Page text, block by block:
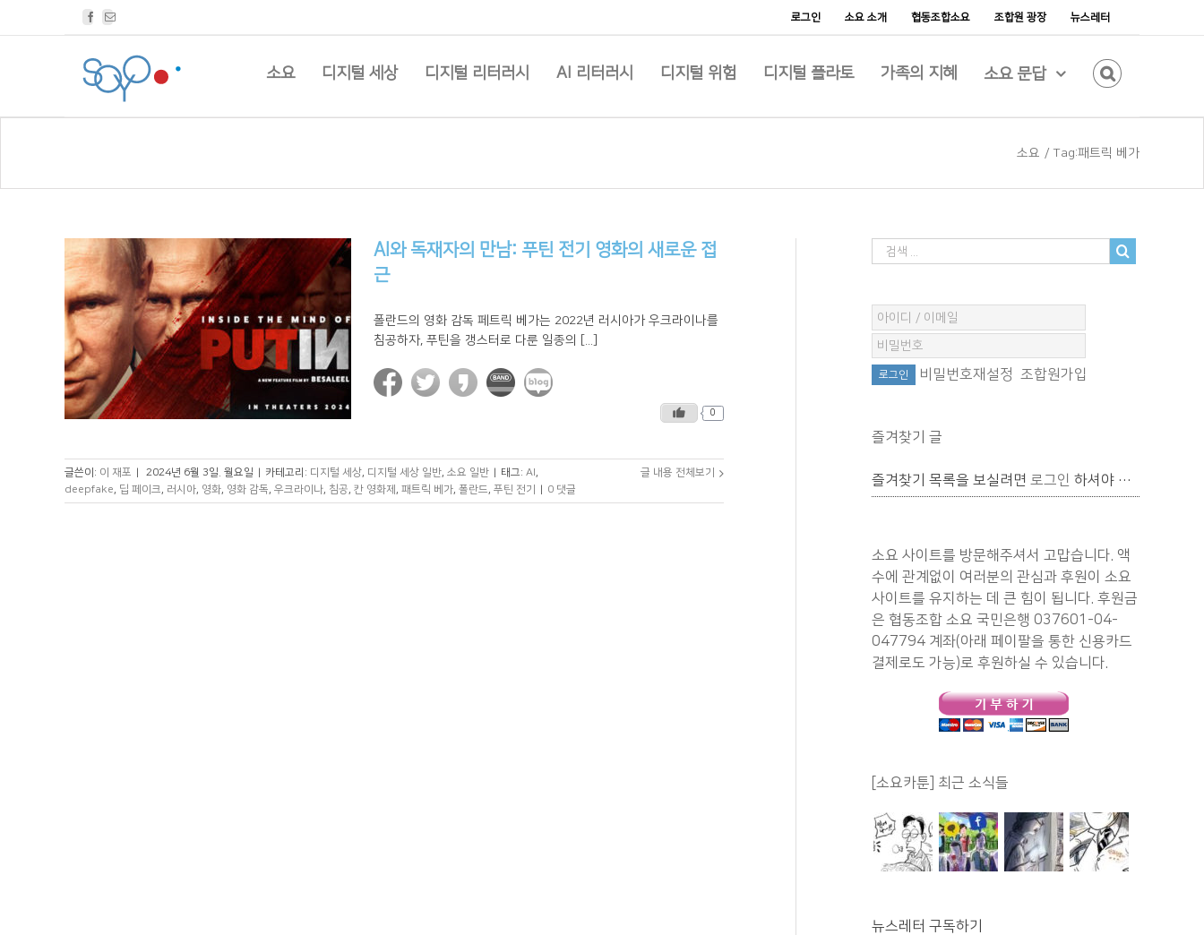
Facebook
로그인 소요 소개 협동조합소요 조합원 광장 뉴스레터
소요 디지털 세상 디지털 리터러시 AI 리터러시 디지털 위험 디지털 플라토 가족의 지혜 소요 문답
소요 / Tag:패트릭 베가
AI와 독재자의 만남: 푸틴 전기 영화의 새로운 접
근
폴란드의 영화 감독 페트릭 베가는 2022년 러시아가 우크라이나를
침공하자, 푸틴을 갱스터로 다룬 일종의 [...]
0
글쓴이: 이 재포 2024년 6월 3일. 월요일 카테고리: 디지털 세상, 디지털 세상 일반, 소요 일반 태그: AI ,
deepfake, 딥 페이크, 러시아, 영화, 영화 감독, 우크라이나, 침공, 칸 영화제 , 패트릭 베가, 폴란드, 푸틴 전기 0 댓글
글 내용 전체보기
비밀번호재설정 조합원가입
즐겨찾기 글
즐겨찾기 목록을 보실려면 로그인 하셔야 합니다.
소요 사이트를 방문해주셔서 고맙습니다. 액
수에 관계없이 여러분의 관심과 후원이 소요
사이트를 유지하는 데 큰 힘이 됩니다. 후원금
은 협동조합 소요 국민은행 037601-04-
047794 계좌(아래 페이팔을 통한 신용카드
결제로도 가능)로 후원하실 수 있습니다.
[소요카툰] 최근 소식들
뉴스레터 구독하기